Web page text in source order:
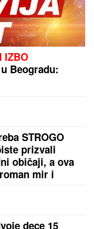
GOLU NA
I DEDU
njenu
porodica